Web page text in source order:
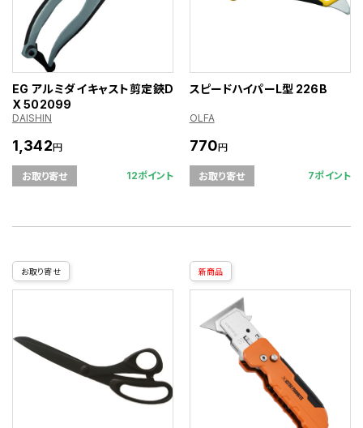
EG アルミダイキャスト剪定鋏D
X 502099
DAISHIN
1,342円
お取り寄せ 12ポイント
スピードハイパーL型 226B
OLFA
770円
お取り寄せ 7ポイント
お取り寄せ 新商品